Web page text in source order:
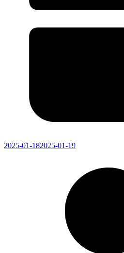
2025-01-182025-01-19